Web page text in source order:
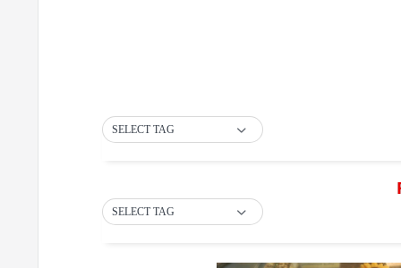
SELECT TAG
SELECT TAG